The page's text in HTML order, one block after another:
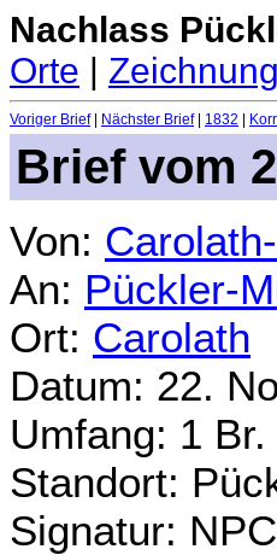
Nachlass
Orte |
Voriger Brief| Nächster Brief| 1832
Brief vom
Von:
An: Pückler-
Ort: Carolath
Datum: 22.
Umfang: 1 Br.
Standort:
Signatur: